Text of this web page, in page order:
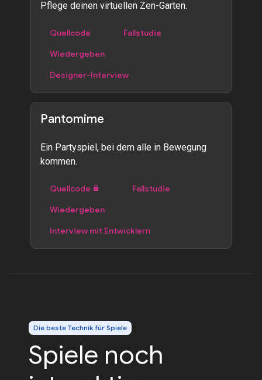
Pflege deinen virtuellen Zen-Garten.
Quellcode
Fallstudie
Wiedergeben
Designer-Interview
Pantomime
Ein Partyspiel, bei dem alle in Bewegung
kommen.
Quellcode
Fallstudie
Wiedergeben
Interview mit Entwicklern
Die beste Technik für Spiele
Spiele noch